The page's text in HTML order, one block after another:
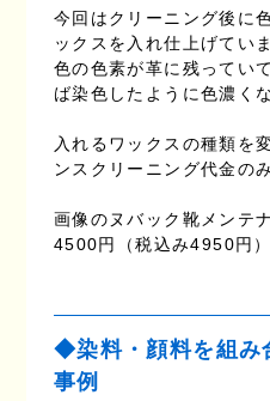
今回はクリーニング後に
ックスを入れ仕上げていま
色の色素が革に残ってい
ば染色したように色濃く
入れるワックスの種類を
ンスクリーニング代金の
画像のヌバック靴メンテ
4500円（税込み4950円）
◆染料・顔料を組み
事例